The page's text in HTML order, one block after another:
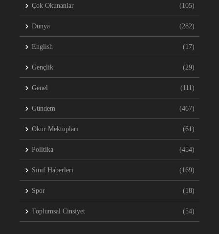
Çok Okunanlar (105)
Dünya (282)
English (17)
Gençlik (29)
Genel (111)
Gündem (467)
Okur Mektupları (61)
Politika (454)
Sınıf Haberleri (169)
Spor (18)
Toplumsal Cinsiyet (54)